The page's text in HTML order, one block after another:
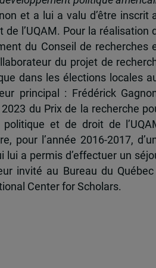
et a lui a valu d’être inscrit
l’UQAM. Pour la réalisation
du Conseil de recherches
du projet de
dans les élections locales
principal : Frédérick
du Prix de la recherche
et de droit de
pour l’année 2016-2017,
lui a permis d’effectuer un
invité au Bureau du Québec
Center for Scholars.